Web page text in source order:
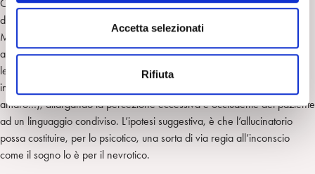
n
s
e
n
s
Accetta selezionati
Rifiuta
Correale è pertanto di ripercorrere la strada del sintomo all’indietro,
dall’allucinazione all’allucinatorio, dal derivato alla sua fonte inconscia.
Ma come fare questo? Il suggerimento di Correale è di lavorare,
analista e paziente insieme, l’immagine come un quadro, procedere
lentamente chiedendo dettagli al paziente, aprire a significati, non
interpretare subito il contenuto ma la
amaro…), allargando la percezione eccessiva e occludente del paziente
ad un linguaggio condiviso. L’ipotesi suggestiva, è che l’allucinatorio
possa costituire, per lo psicotico, una sorta di via regia all’inconscio
come il sogno lo è per il nevrotico.